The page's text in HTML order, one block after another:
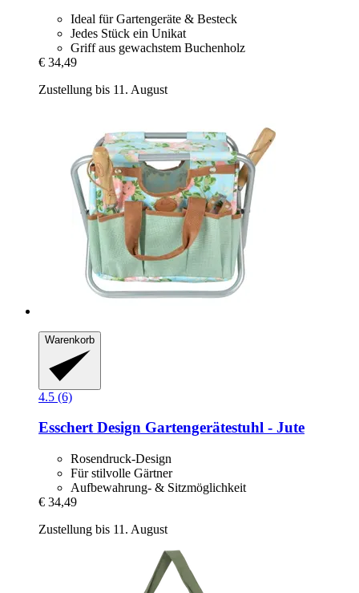
Ideal für Gartengeräte & Besteck
Jedes Stück ein Unikat
Griff aus gewachstem Buchenholz
€ 34,49
Zustellung bis 11. August
Warenkorb
4.5 (6)
Esschert Design Gartengerätestuhl -​ Jute
Rosendruck-Design
Für stilvolle Gärtner
Aufbewahrung- & Sitzmöglichkeit
€ 34,49
Zustellung bis 11. August